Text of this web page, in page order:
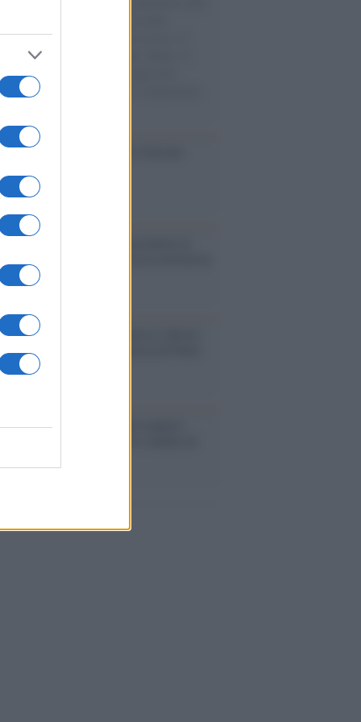
israeliano. Una guerra atroce, il
di disumanizzazione delle vittime, il
del governo italiano e degli altri
il ritorno al colonialismo. L'importanza
/Al maestro Francesco Guccini
/Quando Guccini raccontava le
definiva un 'narratore'
/Disinformazione russa e destra:
la macchina propagandistica di Putin
la crisi di Ceuta
/Sale il numero degli acquisti